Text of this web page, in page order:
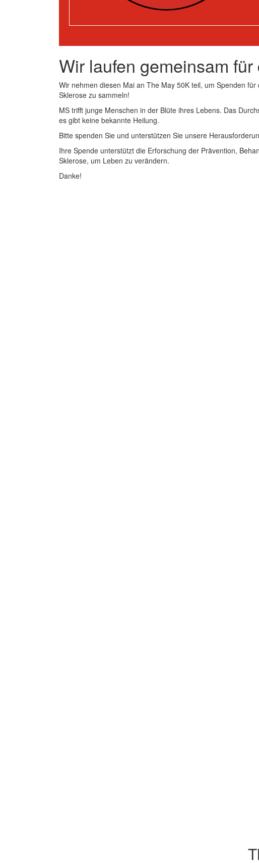
Wir laufen gemeinsam
Wir nehmen diesen Mai an The May 50K teil, um Spenden
Sklerose zu sammeln!
MS trifft junge Menschen in der Blüte ihres Lebens. Das
es gibt keine bekannte Heilung.
Bitte spenden Sie und unterstützen Sie unsere
Ihre Spende unterstützt die Erforschung der Prävention,
Sklerose, um Leben zu verändern.
Danke!